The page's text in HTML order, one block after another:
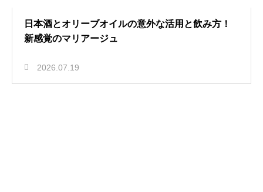
日本酒とオリーブオイルの意外な活用と飲み方！
新感覚のマリアージュ
2026.07.19